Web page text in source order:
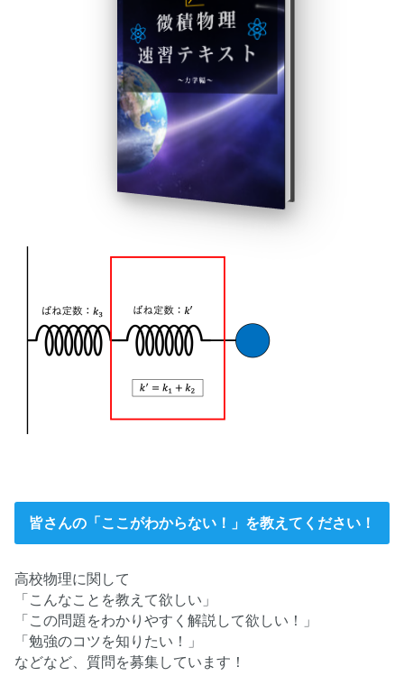
皆さんの「ここがわからない！」を教えてください！
高校物理に関して
「こんなことを教えて欲しい」
「この問題をわかりやすく解説して欲しい！」
「勉強のコツを知りたい！」
などなど、質問を募集しています！